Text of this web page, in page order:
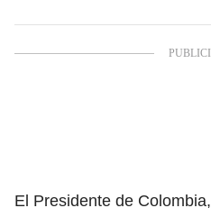
El Presidente de Colombia,